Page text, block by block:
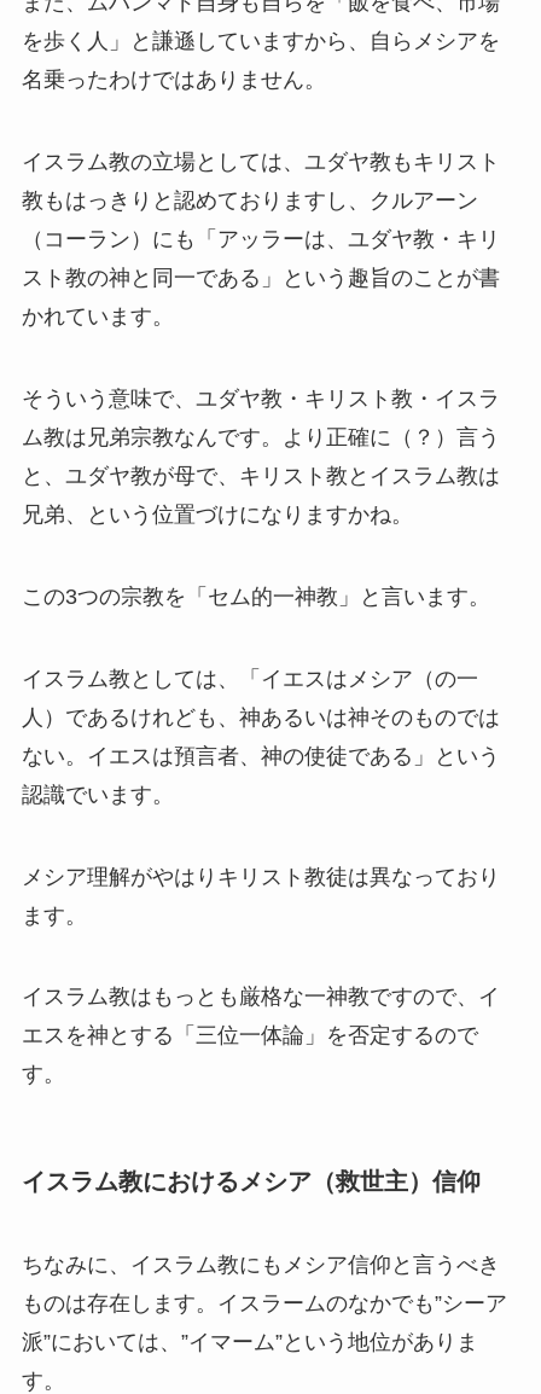
を歩く人」と謙遜していますから、自らメシアを
名乗ったわけではありません。
イスラム教の立場としては、ユダヤ教もキリスト
教もはっきりと認めておりますし、クルアーン
（コーラン）にも「アッラーは、ユダヤ教・キリ
スト教の神と同一である」という趣旨のことが書
かれています。
そういう意味で、ユダヤ教・キリスト教・イスラ
ム教は兄弟宗教なんです。より正確に（？）言う
と、ユダヤ教が母で、キリスト教とイスラム教は
兄弟、という位置づけになりますかね。
この3つの宗教を「セム的一神教」と言います。
イスラム教としては、「イエスはメシア（の一
人）であるけれども、神あるいは神そのものでは
ない。イエスは預言者、神の使徒である」という
認識でいます。
メシア理解がやはりキリスト教徒は異なっており
ます。
イスラム教はもっとも厳格な一神教ですので、イ
エスを神とする「三位一体論」を否定するので
す。
イスラム教におけるメシア（救世主）信仰
ちなみに、イスラム教にもメシア信仰と言うべき
ものは存在します。イスラームのなかでも”シーア
派”においては、”イマーム”という地位がありま
す。